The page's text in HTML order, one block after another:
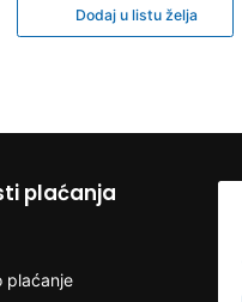
Dodaj u listu želja
plaćanja
plaćanje